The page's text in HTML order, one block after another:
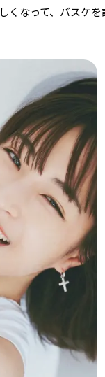
くなって、バスケを